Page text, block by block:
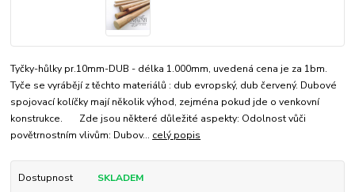
Tyčky-hůlky pr.10mm-DUB - délka 1.000mm, uvedená cena je za 1bm.
Tyče se vyrábějí z těchto materiálů : dub evropský, dub červený. Dubové
spojovací kolíčky mají několik výhod, zejména pokud jde o venkovní
konstrukce. Zde jsou některé důležité aspekty: Odolnost vůči
povětrnostním vlivům: Dubov... celý popis
Dostupnost
SKLADEM